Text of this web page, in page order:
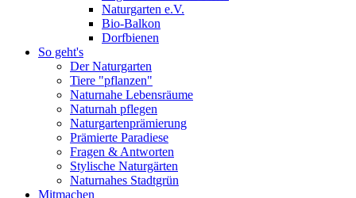
Naturgarten e.V.
Bio-Balkon
Dorfbienen
So geht's
Der Naturgarten
Tiere "pflanzen"
Naturnahe Lebensräume
Naturnah pflegen
Naturgartenprämierung
Prämierte Paradiese
Fragen & Antworten
Stylische Naturgärten
Naturnahes Stadtgrün
Mitmachen